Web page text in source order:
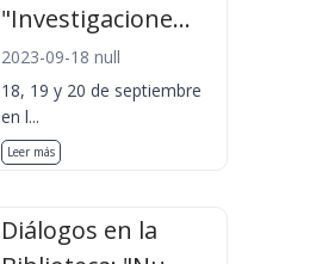
"Investigacione...
2023-09-18 null
18, 19 y 20 de septiembre
en l...
Leer más
Diálogos en la